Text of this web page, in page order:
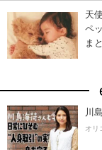
天
ペ
ま
川
オリ